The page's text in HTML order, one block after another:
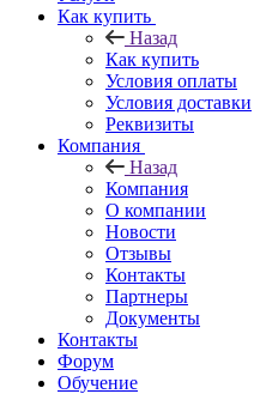
Как купить
Назад
Как купить
Условия оплаты
Условия доставки
Реквизиты
Компания
Назад
Компания
О компании
Новости
Отзывы
Контакты
Партнеры
Документы
Контакты
Форум
Обучение